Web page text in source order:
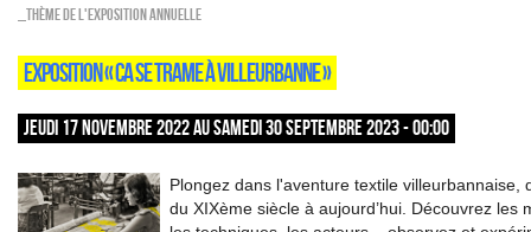
_Thème de l'exposition annuelle
EXPOSITION « CA SE TRAME À VILLEURBANNE »
JEUDI 17 NOVEMBRE 2022 AU SAMEDI 30 SEPTEMBRE 2023 - 00:00
Plongez dans l'aventure textile villeurbannaise,
du XIXème siècle à aujourd’hui. Découvrez les